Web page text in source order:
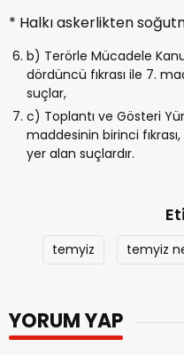
* Halkı askerlikten
b) Terörle Mücadele
dördüncü fıkrası ile 7.
suçlar,
c) Toplantı ve Gösteri
maddesinin birinci
yer alan suçlardır.
temyiz temyiz
YORUM YAP